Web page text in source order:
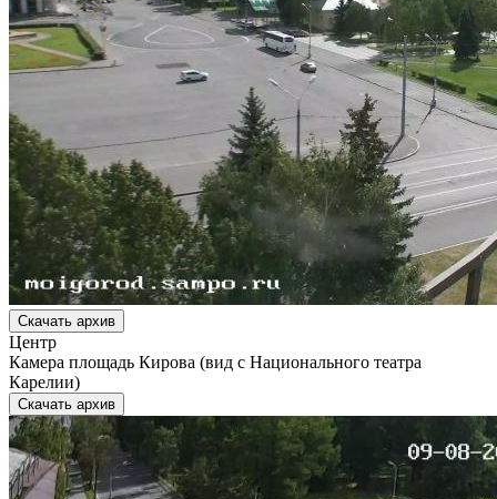
Скачать архив
Центр
Камера площадь Кирова (вид с Национального театра
Карелии)
Скачать архив